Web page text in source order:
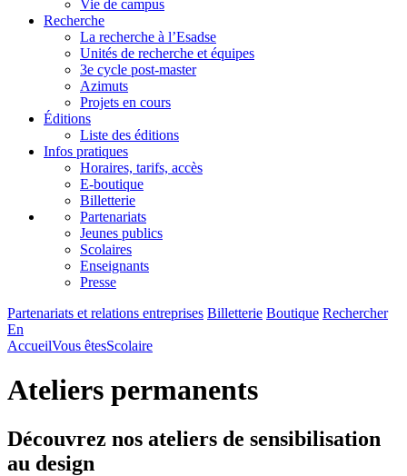
Vie de campus
Recherche
La recherche à l’Esadse
Unités de recherche et équipes
3e cycle post-master
Azimuts
Projets en cours
Éditions
Liste des éditions
Infos pratiques
Horaires, tarifs, accès
E-boutique
Billetterie
Partenariats
Jeunes publics
Scolaires
Enseignants
Presse
Partenariats et relations entreprises Billetterie Boutique Rechercher
En
AccueilVous êtesScolaire
Ateliers permanents
Découvrez nos ateliers de sensibilisation
au design